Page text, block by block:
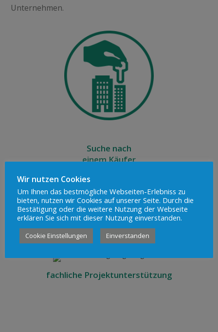
Unternehmen.
Suche nach
einem Käufer
Suche nach
einem Investor
fachliche Projektunterstützung
Wir nutzen Cookies
Um Ihnen das bestmögliche Webseiten-Erlebniss zu
bieten, nutzen wir Cookies auf unserer Seite. Durch die
Bestätigung oder die weitere Nutzung der Webseite
erklären Sie sich mit dieser Nutzung einverstanden.
Cookie Einstellungen Einverstanden